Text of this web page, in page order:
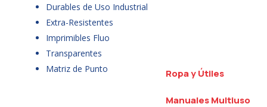
Durables de Uso Industrial
Extra-Resistentes
Imprimibles Fluo
Transparentes
Matriz de Punto
Ropa y Útiles
Manuales Multiuso